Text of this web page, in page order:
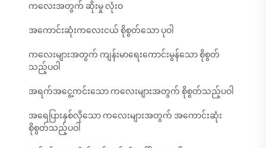
ကလေးအတွက် ဆိုးမှု လုံးဝ
အကောင်းဆုံးကလေးငယ် စိုစွတ်သော ပုဝါ
ကလေးများအတွက် ကျန်းမာရေးကောင်းမွန်သော စိုစွတ်
သည့်ပဝါ
အရက်အငွေ့ကင်းသော ကလေးများအတွက် စိုစွတ်သည့်ပဝါ
အရေပြားနှစ်လိုသော ကလေးများအတွက် အကောင်းဆုံး
စိုစွတ်သည့်ပဝါ